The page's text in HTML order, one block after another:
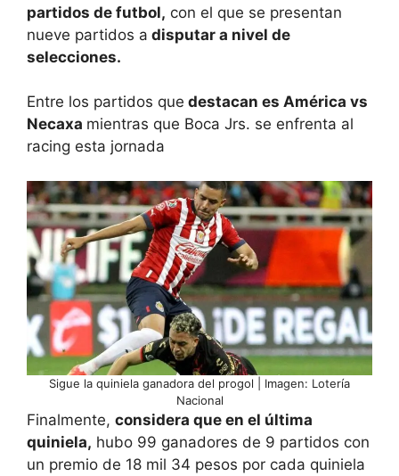
partidos de futbol, con el que se presentan
nueve partidos a disputar a nivel de
selecciones.
Entre los partidos que destacan es América vs
Necaxa mientras que Boca Jrs. se enfrenta al
racing esta jornada
Sigue la quiniela ganadora del progol | Imagen: Lotería
Nacional
Finalmente, considera que en el última
quiniela, hubo 99 ganadores de 9 partidos con
un premio de 18 mil 34 pesos por cada quiniela